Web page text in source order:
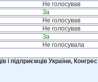
Не голосував
За
Не голосував
Не голосував
За
Не голосувала
підприємців України, Конгрес